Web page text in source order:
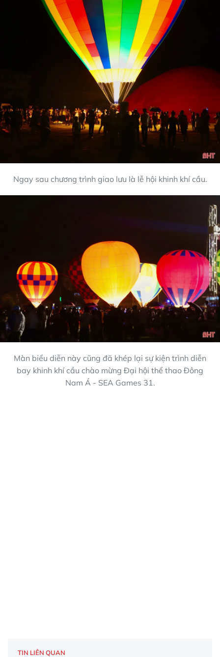
Ngay sau chương trình giao lưu là lễ hội khinh khí cầu.
Màn biểu diễn này cũng đã khép lại sự kiện trình diễn
bay khinh khí cầu chào mừng Đại hội thể thao Đông
Nam Á - SEA Games 31.
TIN LIÊN QUAN